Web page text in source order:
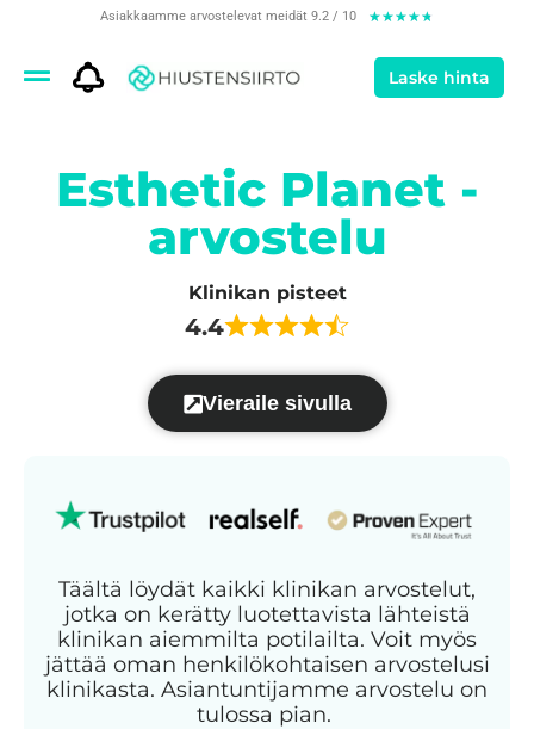
Asiakkaamme arvostelevat meidät 9.2 / 10 ★★★★★
Laske hinta
Esthetic Planet -
arvostelu
Klinikan pisteet
4.4
Vieraile sivulla
Täältä löydät kaikki klinikan arvostelut,
jotka on kerätty luotettavista lähteistä
klinikan aiemmilta potilailta. Voit myös
jättää oman henkilökohtaisen arvostelusi
klinikasta. Asiantuntijamme arvostelu on
tulossa pian.